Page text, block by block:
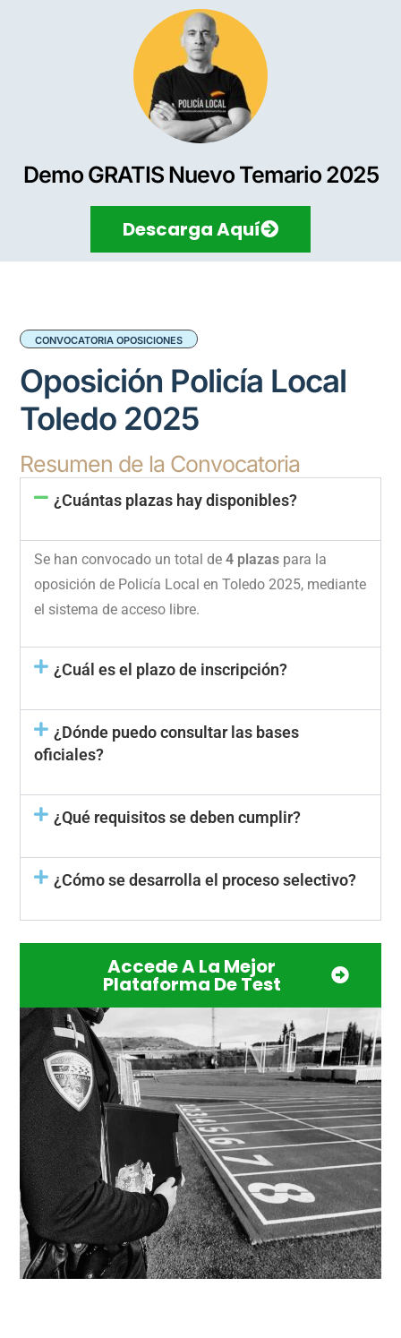
Demo GRATIS Nuevo Temario 2025
Descarga Aquí
CONVOCATORIA OPOSICIONES
Oposición Policía Local
Toledo 2025
Resumen de la Convocatoria
¿Cuántas plazas hay disponibles?
Se han convocado un total de4 plazas para la
oposición de Policía Local en Toledo 2025, mediante
el sistema de acceso libre.
¿Cuál es el plazo de inscripción?
¿Dónde puedo consultar las bases
oficiales?
¿Qué requisitos se deben cumplir?
¿Cómo se desarrolla el proceso selectivo?
Accede A La Mejor
Plataforma De Test